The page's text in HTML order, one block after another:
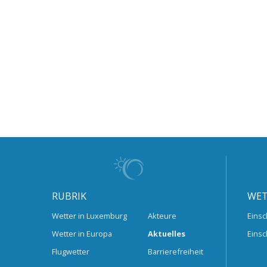
RUBRIK
Wetter in Luxemburg
Wetter in Europa
Flugwetter
Akteure
Aktuelles
Barrierefreiheit